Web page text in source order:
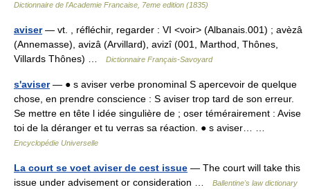
Dictionnaire de l'Academie Francaise, 7eme edition (1835)
aviser— vt. , réfléchir, regarder : VI <voir> (Albanais.001) ; avèzâ
(Annemasse), avizâ (Arvillard), avizî (001, Marthod, Thônes,
Villards Thônes) …
Dictionnaire Français-Savoyard
s'aviser— ● s aviser verbe pronominal S apercevoir de quelque
chose, en prendre conscience : S aviser trop tard de son erreur.
Se mettre en tête l idée singulière de ; oser témérairement : Avise
toi de la déranger et tu verras sa réaction. ● s aviser… …
Encyclopédie Universelle
La court se voet aviser de cest issue — The court will take this
issue under advisement or consideration …
Ballentine's law dictionary